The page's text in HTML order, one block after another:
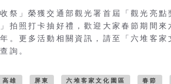
祭」榮獲交通部觀光署首屆「觀光亮
拍照打卡抽好禮，歡迎大家春節期間
。更多活動相關資訊，請至「六堆客家
詢。
高雄 屏東 六堆客家文化園區 春節